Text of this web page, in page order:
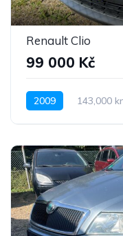
Renault Clio
99 000 Kč
2009 143,000